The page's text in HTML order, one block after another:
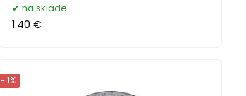
na sklade
1.40 €
- 1%